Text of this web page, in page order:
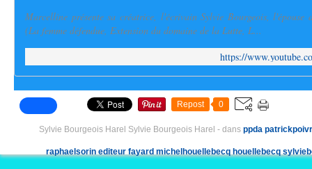
Marcelline présente sa créatrice, l'écrivain Sylvie Bourgeois,
(La femme défendue, Extension du domaine de la Lutte, L...
https://
Repost 0
Sylvie Bourgeois Harel Sylvie Bourgeois Harel - dans ppda
raphaelsorin editeur fayard michelhouellebecq houellebecq